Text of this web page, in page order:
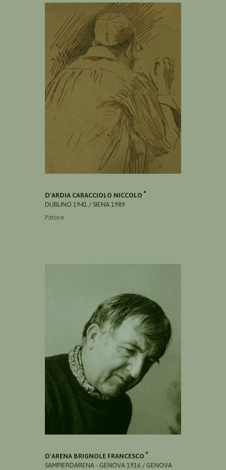
D'ARDIA CARACCIOLO NICCOLO
DUBLINO 1941 / SIENA 1989
Pittore
D'ARENA BRIGNOLE FRANCESCO
SAMPIERDARENA - GENOVA 1916 / GENOVA